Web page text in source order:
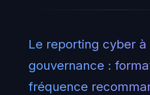
Le reporting cyber à
gouvernance :
fréquence